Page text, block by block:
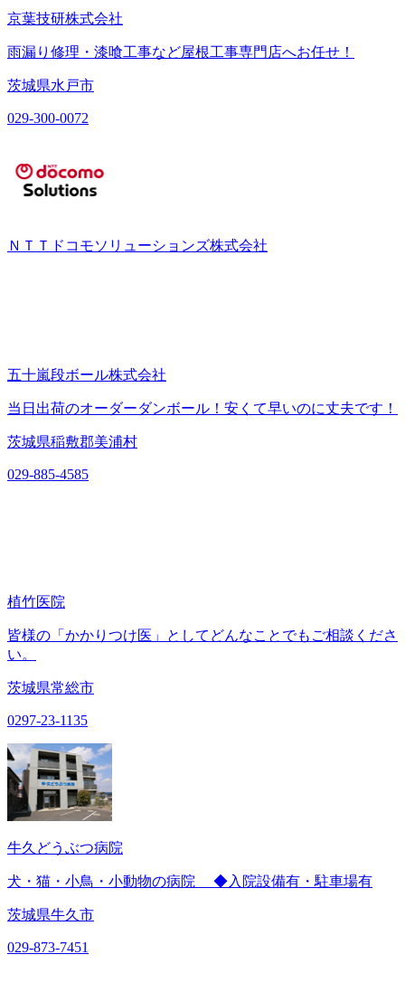
京葉技研株式会社
雨漏り修理・漆喰工事など屋根工事専門店へお任せ！
茨城県水戸市
029-300-0072
ＮＴＴドコモソリューションズ株式会社
五十嵐段ボール株式会社
当日出荷のオーダーダンボール！安くて早いのに丈夫です！
茨城県稲敷郡美浦村
029-885-4585
植竹医院
皆様の「かかりつけ医」としてどんなことでもご相談くださ
い。
茨城県常総市
0297-23-1135
牛久どうぶつ病院
犬・猫・小鳥・小動物の病院 ◆入院設備有・駐車場有
茨城県牛久市
029-873-7451